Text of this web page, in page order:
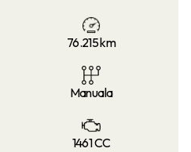
76.215km
Manuala
1461 CC